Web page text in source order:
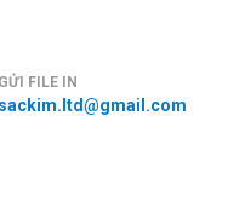
GỬI FILE IN
sackim.ltd@gmail.com